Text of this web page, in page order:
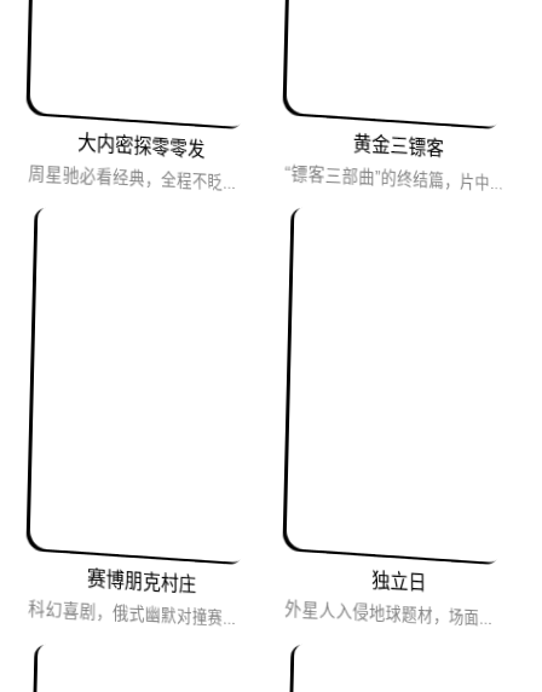
大内密探零零发
周星驰必看经典，全程不眨眼，又哭又笑又闹闹。
黄金三镖客
赛博朋克村庄
科幻喜剧，俄式幽默对撞赛博朋克风，全程热闹欢乐，特效和场景精彩刺激，宇宙大冒险！
独立日
外星人入侵地球题材，场面无比宏大，必看大场景灾难片。